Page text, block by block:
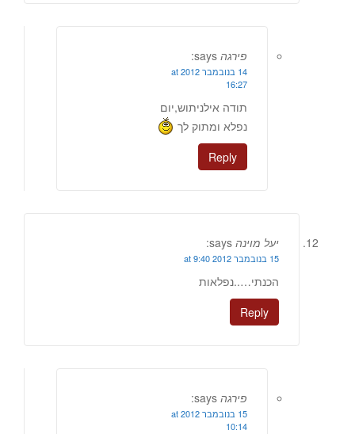
פירגה says:
14 בנובמבר 2012 at
16:27
תודה אילניתוש,יום
נפלא ומתוק לך
Reply
יעל מוינה says:
15 בנובמבר 2012 at 9:40
הכנתי…..נפלאות
Reply
פירגה says:
15 בנובמבר 2012 at
10:14